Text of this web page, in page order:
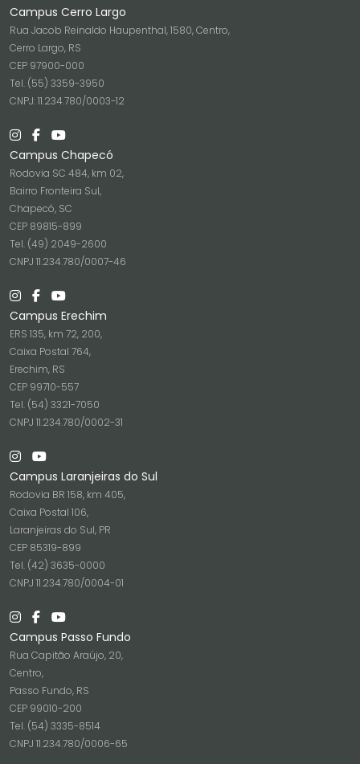
Campus Cerro Largo
Rua Jacob Reinaldo Haupenthal, 1580, Centro,
Cerro Largo, RS
CEP 97900-000
Tel. (55) 3359-3950
CNPJ: 11.234.780/0003-12
Campus Chapecó
Rodovia SC 484, km 02,
Bairro Fronteira Sul,
Chapecó, SC
CEP 89815-899
Tel. (49) 2049-2600
CNPJ 11.234.780/0007-46
Campus Erechim
ERS 135, km 72, 200,
Caixa Postal 764,
Erechim, RS
CEP 99710-557
Tel. (54) 3321-7050
CNPJ 11.234.780/0002-31
Campus Laranjeiras do Sul
Rodovia BR 158, km 405,
Caixa Postal 106,
Laranjeiras do Sul, PR
CEP 85319-899
Tel. (42) 3635-0000
CNPJ 11.234.780/0004-01
Campus Passo Fundo
Rua Capitão Araújo, 20,
Centro,
Passo Fundo, RS
CEP 99010-200
Tel. (54) 3335-8514
CNPJ 11.234.780/0006-65